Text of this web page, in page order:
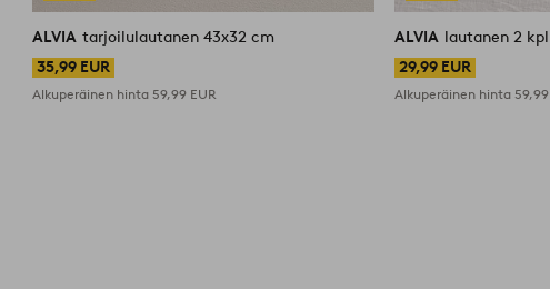
ALVIA tarjoilulautanen 43x32 cm
35,99 EUR
Alkuperäinen hinta 59,99 EUR
ALVIA lautanen 2
29,99 EUR
Alkuperäinen hinta